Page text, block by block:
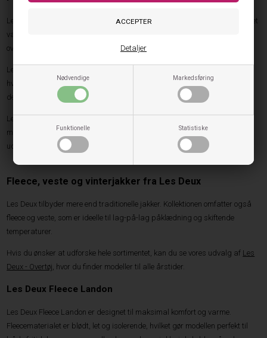
Nødvendige Markedsføring
Funktionelle Statistiske
Detaljer
Les Deux Jakke Matt Quilted er en klassisk quiltet jakke, som kombinerer let
varmeisolering med et stilrent design. Den fungerer perfekt som
overgangsjakke eller som et ekstra lag på kølige dage.
Les Deux Overgangs Bomber Jacket Como er udviklet til forår og efterår,
hvor vejret kan skifte hurtigt. Bomberdesignet giver et moderne look, mens
den lette konstruktion sikrer høj komfort.
Les Deux Tech Varsity kombinerer sporty inspiration med moderne
materialer og er et oplagt valg til mænd, der ønsker et mere afslappet
udtryk uden at gå på kompromis med kvaliteten.
Fleece, veste og vinterjakker fra Les Deux
Les Deux tilbyder mere end traditionelle jakker. Kollektionen omfatter også
fleece og veste, som er ideelle til lag-på-lag påklædning og skiftende
temperaturer.
Hvis du ønsker at udforske hele sortimentet, kan du se vores udvalg af Les
Deux - Overtøj , hvor du finder modeller til alle årstider.
Les Deux Fleece Landon
Les Deux Fleece Landon er designet til maksimal komfort og varme.
Fleecematerialet er blødt, let og isolerende, hvilket gør modellen perfekt til